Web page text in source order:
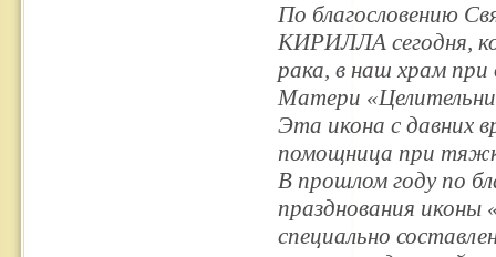
По благословению
КИРИЛЛА сегодня,
рака, в наш храм
Матери
Эта икона с давних
помощница при
В прошлом году по
празднования иконы
специально